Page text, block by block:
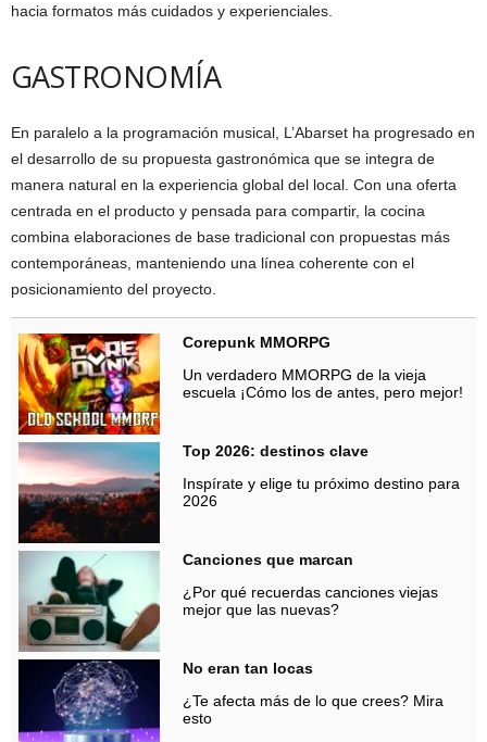
hacia formatos más cuidados y experienciales.
GASTRONOMÍA
En paralelo a la programación musical, L’Abarset ha progresado en
el desarrollo de su propuesta gastronómica que se integra de
manera natural en la experiencia global del local. Con una oferta
centrada en el producto y pensada para compartir, la cocina
combina elaboraciones de base tradicional con propuestas más
contemporáneas, manteniendo una línea coherente con el
posicionamiento del proyecto.
Corepunk MMORPG
Un verdadero MMORPG de la vieja
escuela ¡Cómo los de antes, pero mejor!
Top 2026: destinos clave
Inspírate y elige tu próximo destino para
2026
Canciones que marcan
¿Por qué recuerdas canciones viejas
mejor que las nuevas?
No eran tan locas
¿Te afecta más de lo que crees? Mira
esto